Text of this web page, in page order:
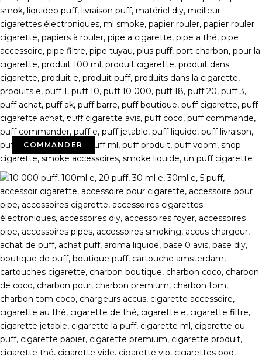
E-LUIQUIDS
COMMANDER